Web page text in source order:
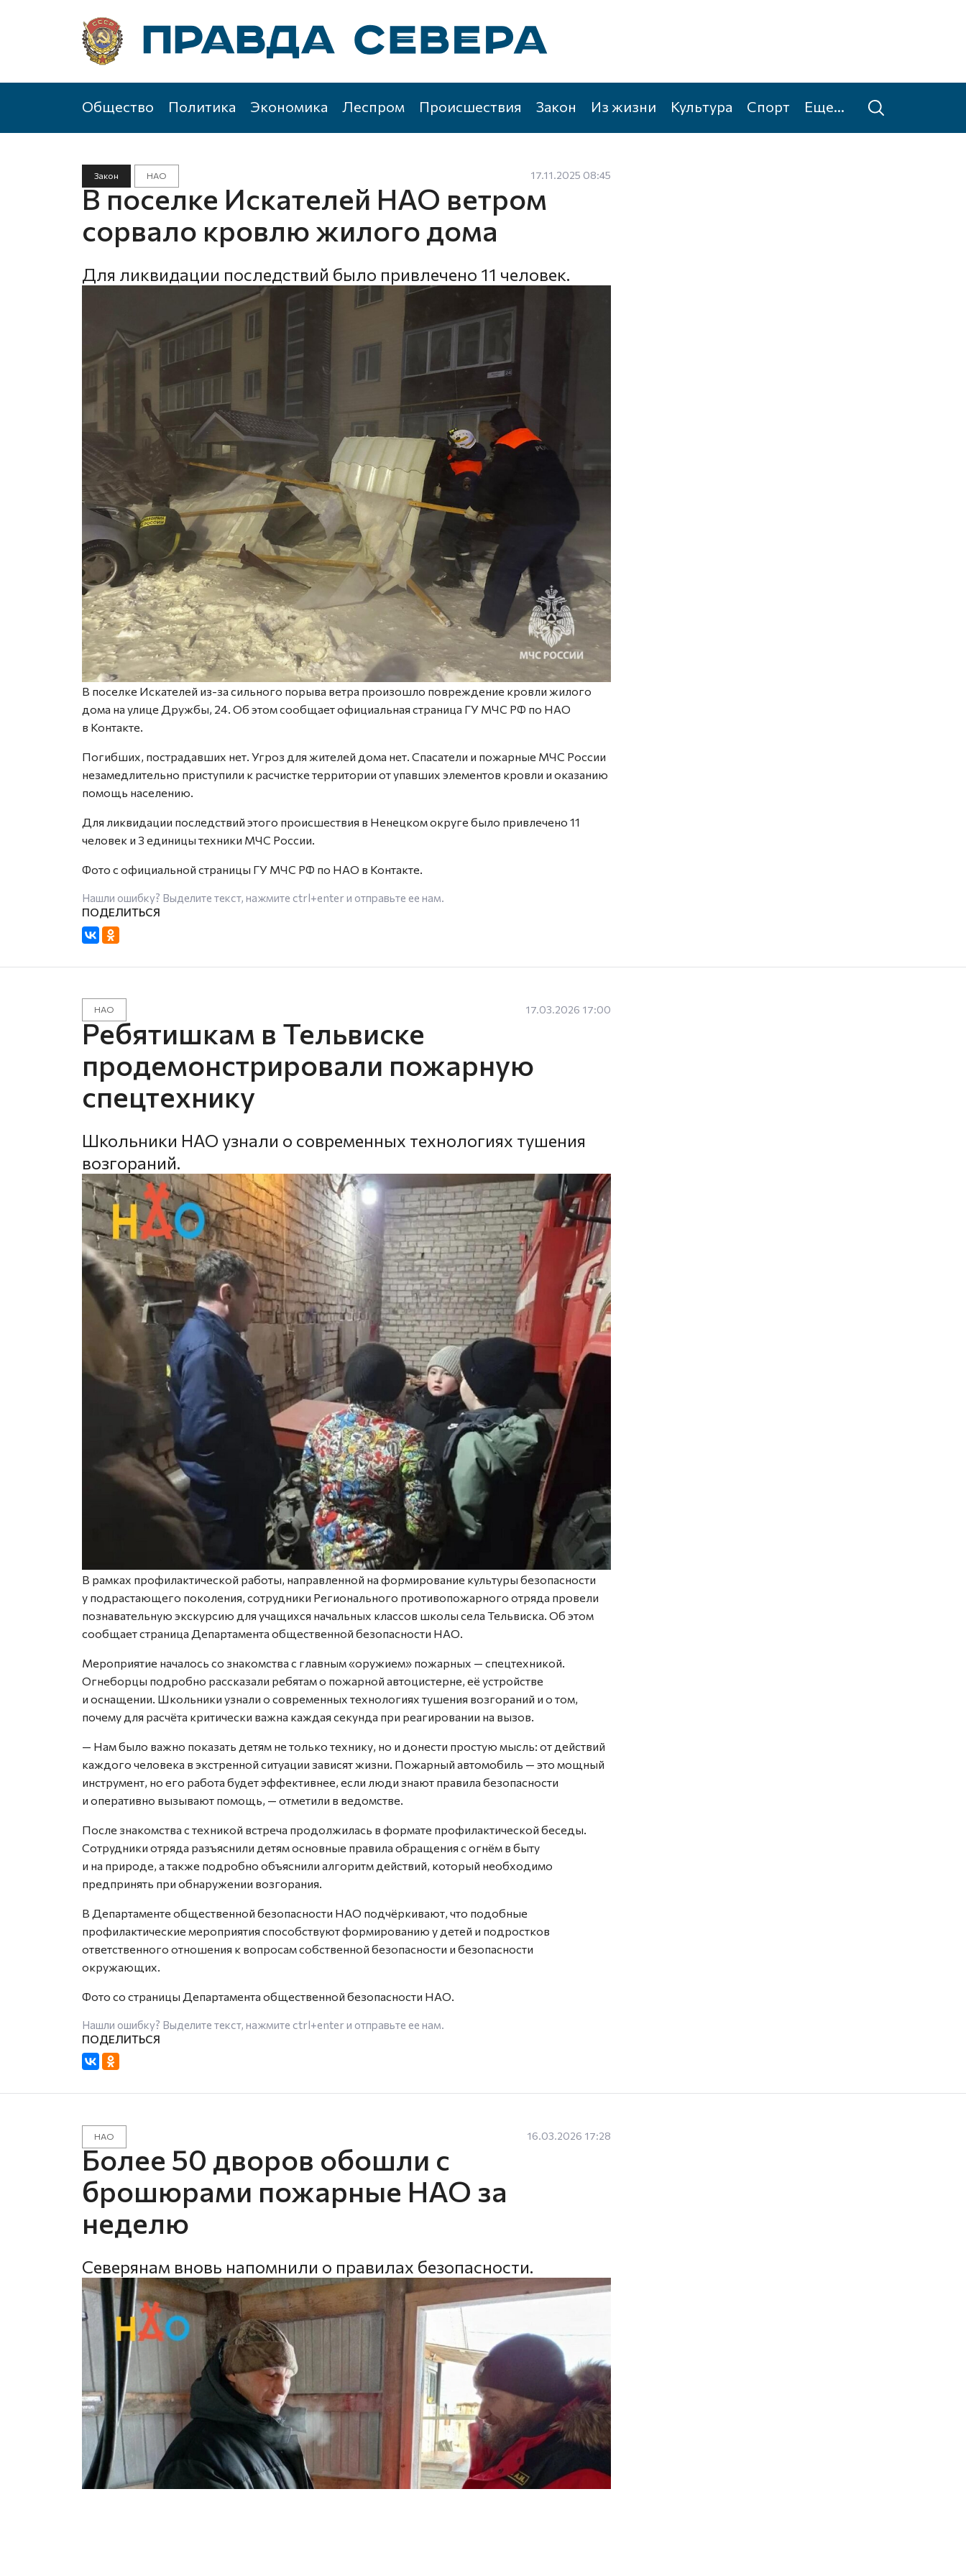
Общество Политика Экономика Леспром Происшествия Закон Из жизни Культура Спорт Еще...
Закон НАО 17.11.2025 08:45
В поселке Искателей НАО ветром
сорвало кровлю жилого дома
Для ликвидации последствий было привлечено 11 человек.
В поселке Искателей из-за сильного порыва ветра произошло повреждение кровли жилого
дома на улице Дружбы, 24. Об этом сообщает официальная страница ГУ МЧС РФ по НАО
в Контакте.
Погибших, пострадавших нет. Угроз для жителей дома нет. Спасатели и пожарные МЧС России
незамедлительно приступили к расчистке территории от упавших элементов кровли и оказанию
помощь населению.
Для ликвидации последствий этого происшествия в Ненецком округе было привлечено 11
человек и 3 единицы техники МЧС России.
Фото с официальной страницы ГУ МЧС РФ по НАО в Контакте.
Нашли ошибку? Выделите текст, нажмите ctrl+enterи отправьте ее нам.
НАО 17.03.2026 17:00
Ребятишкам в Тельвиске
продемонстрировали пожарную
спецтехнику
Школьники НАО узнали о современных технологиях тушения
возгораний.
В рамках профилактической работы, направленной на формирование культуры безопасности
у подрастающего поколения, сотрудники Регионального противопожарного отряда провели
познавательную экскурсию для учащихся начальных классов школы села Тельвиска. Об этом
сообщает страница Департамента общественной безопасности НАО.
Мероприятие началось со знакомства с главным «оружием» пожарных — спецтехникой.
Огнеборцы подробно рассказали ребятам о пожарной автоцистерне, её устройстве
и оснащении. Школьники узнали о современных технологиях тушения возгораний и о том,
почему для расчёта критически важна каждая секунда при реагировании на вызов.
— Нам было важно показать детям не только технику, но и донести простую мысль: от действий
каждого человека в экстренной ситуации зависят жизни. Пожарный автомобиль — это мощный
инструмент, но его работа будет эффективнее, если люди знают правила безопасности
и оперативно вызывают помощь, — отметили в ведомстве.
После знакомства с техникой встреча продолжилась в формате профилактической беседы.
Сотрудники отряда разъяснили детям основные правила обращения с огнём в быту
и на природе, а также подробно объяснили алгоритм действий, который необходимо
предпринять при обнаружении возгорания.
В Департаменте общественной безопасности НАО подчёркивают, что подобные
профилактические мероприятия способствуют формированию у детей и подростков
ответственного отношения к вопросам собственной безопасности и безопасности
окружающих.
Фото со страницы Департамента общественной безопасности НАО.
Нашли ошибку? Выделите текст, нажмите ctrl+enterи отправьте ее нам.
НАО 16.03.2026 17:28
Более 50 дворов обошли с
брошюрами пожарные НАО за
неделю
Северянам вновь напомнили о правилах безопасности.